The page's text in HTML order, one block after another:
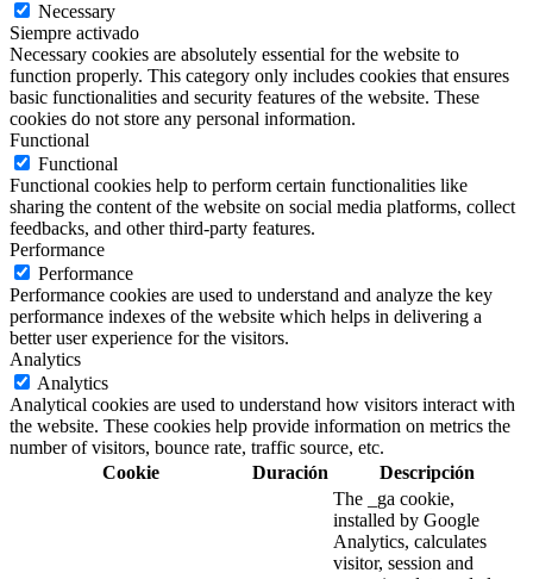
Necessary
Siempre activado
Necessary cookies are absolutely essential for the website to
function properly. This category only includes cookies that ensures
basic functionalities and security features of the website. These
cookies do not store any personal information.
Functional
Functional
Functional cookies help to perform certain functionalities like
sharing the content of the website on social media platforms, collect
feedbacks, and other third-party features.
Performance
Performance
Performance cookies are used to understand and analyze the key
performance indexes of the website which helps in delivering a
better user experience for the visitors.
Analytics
Analytics
Analytical cookies are used to understand how visitors interact with
the website. These cookies help provide information on metrics the
number of visitors, bounce rate, traffic source, etc.
Cookie
Duración Descripción
The _ga cookie,
installed by Google
Analytics, calculates
visitor, session and